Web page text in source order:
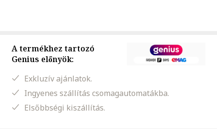
A termékhez tartozó
Genius előnyök:
Exkluzív ajánlatok.
Ingyenes szállítás csomagautomatákba.
Elsőbbségi kiszállítás.